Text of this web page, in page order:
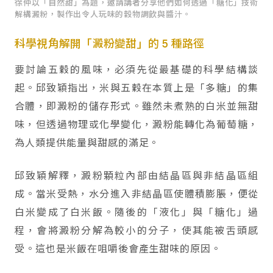
徐仲以「自然甜」為題，邀請講者分享他們如何透過「糖化」技術
解構澱粉，製作出令人玩味的穀物調飲與醬汁。
科學視角解開「澱粉變甜」的 5 種路徑
要討論五穀的風味，必須先從最基礎的科學結構談
起。邱致穎指出，米與五穀在本質上是「多糖」的集
合體，即澱粉的儲存形式。雖然未煮熟的白米並無甜
味，但透過物理或化學變化，澱粉能轉化為葡萄糖，
為人類提供能量與甜感的滿足。
邱致穎解釋，澱粉顆粒內部由結晶區與非結晶區組
成。當米受熱，水分進入非結晶區使體積膨脹，便從
白米變成了白米飯。隨後的「液化」與「糖化」過
程，會將澱粉分解為較小的分子，使其能被舌頭感
受。這也是米飯在咀嚼後會產生甜味的原因。